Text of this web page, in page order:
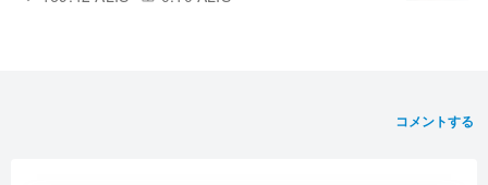
コメントする